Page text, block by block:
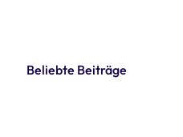
Beliebte Beiträge